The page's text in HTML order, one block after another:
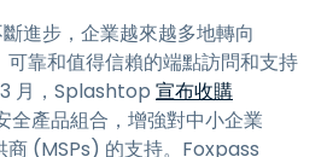
進步，企業越來越多地轉向
靠和值得信賴的端點訪問和支持
月，Splashtop 宣布收購
全產品組合，增強對中小企業
商 (MSPs) 的支持。Foxpass